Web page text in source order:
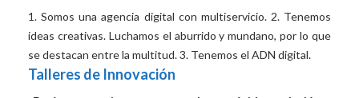
1. Somos una agencia digital con multiservicio. 2. Tenemos
ideas creativas. Luchamos el aburrido y mundano, por lo que
se destacan entre la multitud. 3. Tenemos el ADN digital.
Talleres de Innovación